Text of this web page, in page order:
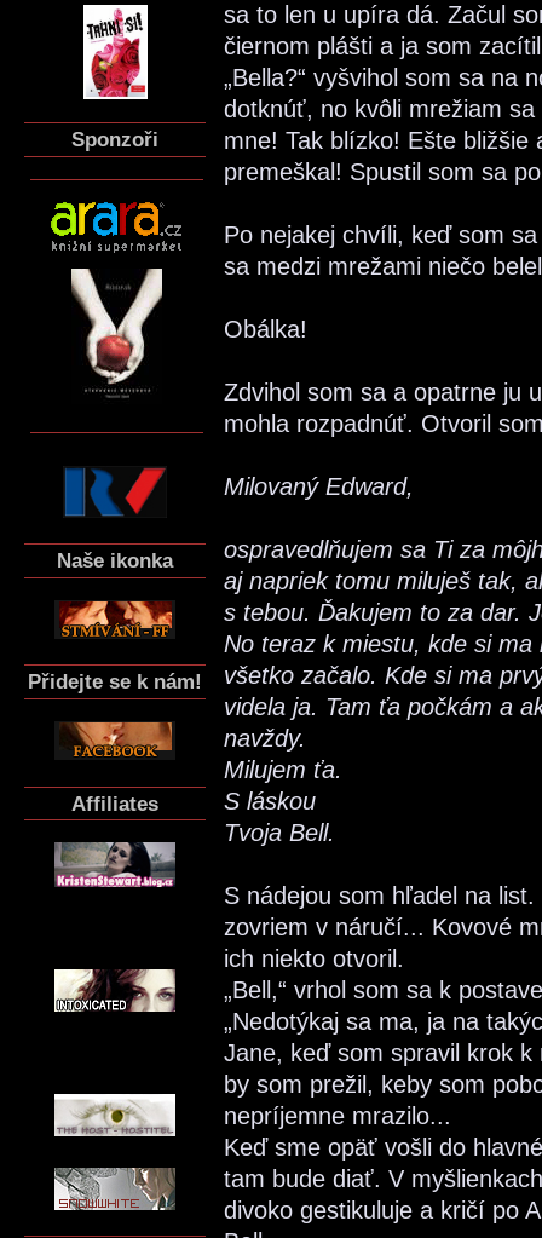
Sponzoři
Naše ikonka
Přidejte se k nám!
Affiliates
sa to len u upíra dá. Začul
čiernom plášti a ja som
„Bella?“ vyšvihol som sa na
dotknúť, no kvôli mrežiam
mne! Tak blízko! Ešte bližšie
premeškal! Spustil som sa
Po nejakej chvíli, keď som
sa medzi mrežami niečo
Obálka!
Zdvihol som sa a opatrne ju
mohla rozpadnúť. Otvoril
Milovaný Edward,
ospravedlňujem sa Ti za
aj napriek tomu miluješ tak,
s tebou. Ďakujem to za dar.
No teraz k miestu, kde si
všetko začalo. Kde si ma
videla ja. Tam ťa počkám a
navždy.
Milujem ťa.
S láskou
Tvoja Bell.
S nádejou som hľadel na
zovriem v náručí... Kovové
ich niekto otvoril.
„Bell,“ vrhol som sa k
„Nedotýkaj sa ma, ja na
Jane, keď som spravil krok
by som prežil, keby som
nepríjemne mrazilo...
Keď sme opäť vošli do
tam bude diať. V
divoko gestikuluje a kričí po